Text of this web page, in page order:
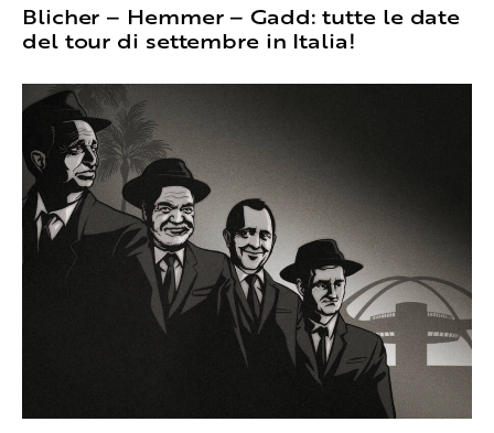
Blicher – Hemmer – Gadd: tutte le date
del tour di settembre in Italia!